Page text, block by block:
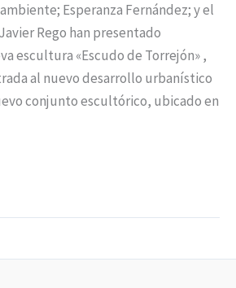
Esperanza Fernández; y el
Rego han presentado
escultura «Escudo de Torrejón» ,
al nuevo desarrollo urbanístico
conjunto escultórico, ubicado en